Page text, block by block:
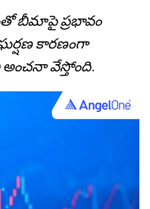
బీమాపై ప్రభావం
కారణంగా
అంచనా వేస్తోంది.